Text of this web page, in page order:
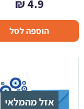
4.9
₪
הוספה לסל
אזל מהמלאי